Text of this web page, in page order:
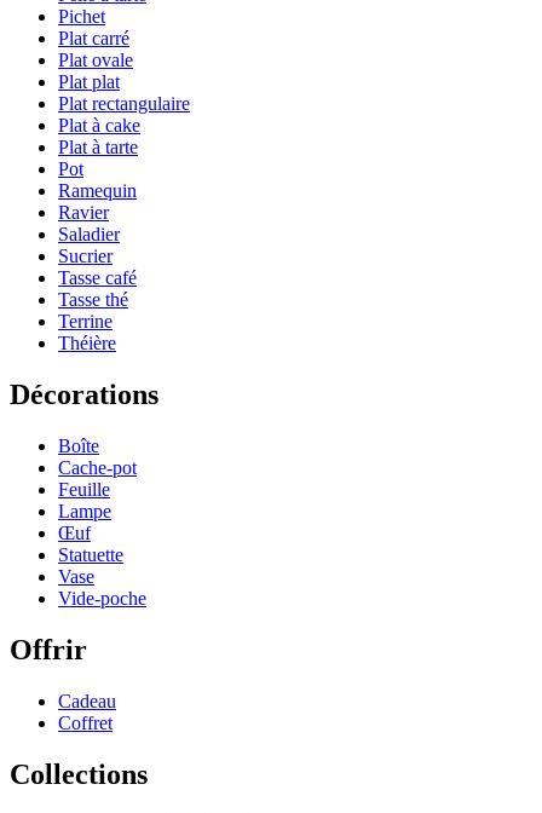
Pichet
Plat carré
Plat ovale
Plat plat
Plat rectangulaire
Plat à cake
Plat à tarte
Pot
Ramequin
Ravier
Saladier
Sucrier
Tasse café
Tasse thé
Terrine
Théière
Décorations
Boîte
Cache-pot
Feuille
Lampe
Œuf
Statuette
Vase
Vide-poche
Offrir
Cadeau
Coffret
Collections